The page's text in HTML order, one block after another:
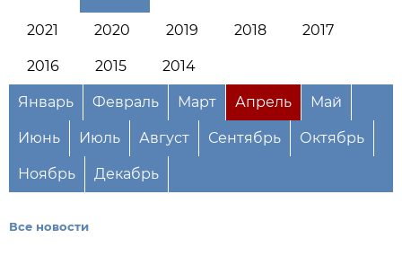
2021 2020 2019 2018 2017
2016 2015 2014
Январь Февраль Март Апрель Май
Июнь Июль Август Сентябрь Октябрь
Ноябрь Декабрь
Все новости